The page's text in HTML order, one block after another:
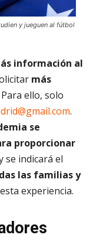
y jueguen al fútbol
información al
más
Para ello, solo
.
se
proporcionar
se indicará el
las familias y
experiencia.